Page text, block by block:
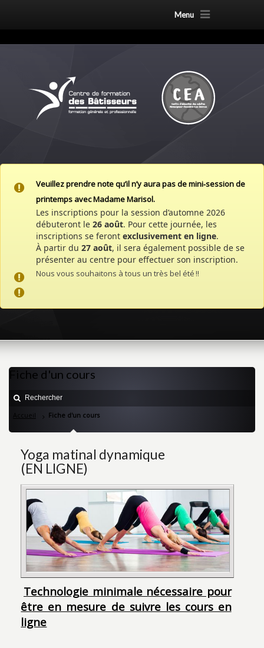
Menu
Veuillez prendre note qu’il n’y aura pas de mini‑session de
printemps avec Madame Marisol.
Les inscriptions pour la session d’automne 2026
débuteront le 26 août. Pour cette journée, les
inscriptions se feront exclusivement en ligne.
À partir du 27 août, il sera également possible de se
présenter au centre pour effectuer son inscription.
Nous vous souhaitons à tous un très bel été !!
Fiche d'un cours
Accueil Fiche d'un cours
Yoga matinal dynamique
(EN LIGNE)
Technologie minimale nécessaire pour
être en mesure de suivre les cours en
ligne